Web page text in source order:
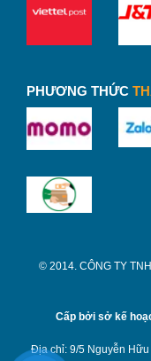
PHƯƠNG THỨC
© 2014. CÔNG TY
Cấp bởi sở kế
Địa chỉ: 9/5 Nguyễn